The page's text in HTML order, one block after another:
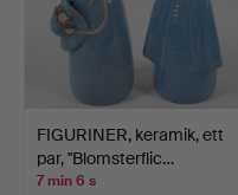
FIGURINER, keramik, ett
par, "Blomsterflic…
7 min 6 s